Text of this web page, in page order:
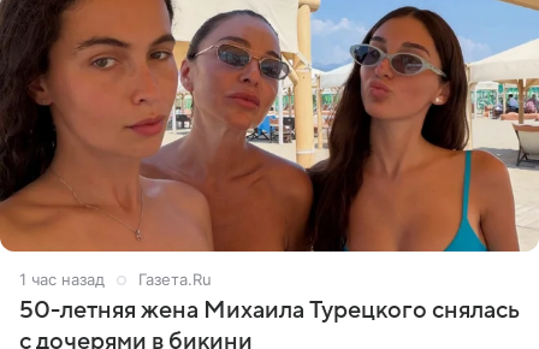
1 час назад Газета.Ru
50-летняя жена Михаила Турецкого снялась
с дочерями в бикини